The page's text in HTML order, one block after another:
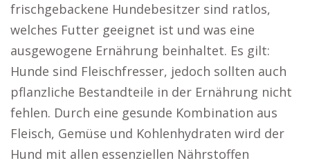
frischgebackene Hundebesitzer sind ratlos,
welches Futter geeignet ist und was eine
ausgewogene Ernährung beinhaltet. Es gilt:
Hunde sind Fleischfresser, jedoch sollten auch
pflanzliche Bestandteile in der Ernährung nicht
fehlen. Durch eine gesunde Kombination aus
Fleisch, Gemüse und Kohlenhydraten wird der
Hund mit allen essenziellen Nährstoffen